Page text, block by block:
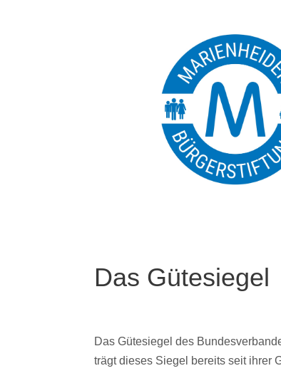
Das Gütesiegel
Das Gütesiegel des
trägt dieses Siegel bereits seit ihrer